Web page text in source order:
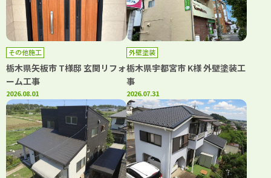
その他施工
栃木県矢板市 T様邸 玄関リフォ
ーム工事
2026.08.01
外壁塗装
栃木県宇都宮市 K様 外壁塗装工
事
2026.07.31